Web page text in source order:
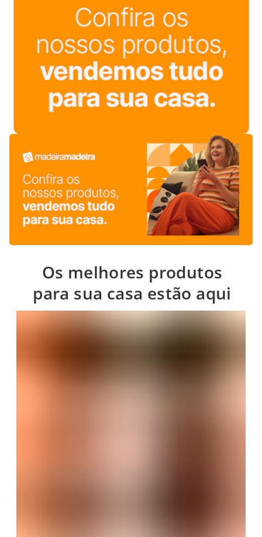
Os melhores produtos
para sua casa estão aqui